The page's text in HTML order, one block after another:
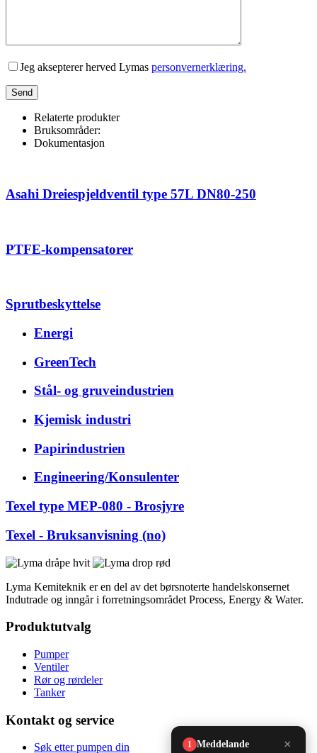
Lämna detta fält tomt.
Jeg aksepterer herved Lymas personvernerklæring.
Relaterte produkter
Bruksområder:
Dokumentasjon
Asahi Dreiespjeldventil type 57L DN80-250
PTFE-kompensatorer
Sprutbeskyttelse
Energi
GreenTech
Stål- og gruveindustrien
Kjemisk industri
Papirindustrien
Engineering/Konsulenter
Texel type MEP-080 - Brosjyre
Texel - Bruksanvisning (no)
Lyma Kemiteknik er en del av det børsnoterte handelskonsernet
Indutrade og inngår i forretningsområdet Process, Energy & Water.
Produktutvalg
Pumper
Ventiler
Rør og rørdeler
Tanker
Kontakt og service
Søk etter pumpen din